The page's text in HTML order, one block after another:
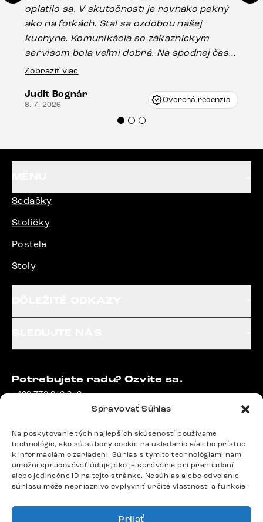
Spravovať Súhlas
Na poskytovanie tých najlepších skúseností používame
technológie, ako sú súbory cookie na ukladanie a/alebo prístup
k informáciám o zariadení. Súhlas s týmito technológiami nám
umožní spracovávať údaje, ako je správanie pri prehliadaní
alebo jedinečné ID na tejto stránke. Nesúhlas alebo odvolanie
súhlasu môže nepriaznivo ovplyvniť určité vlastnosti a funkcie.
Prijať
oplatilo sa. V skutočnosti je rovnako pekný
ako na fotkách. Stal sa ozdobou našej
kuchyne. Komunikácia so zákazníckym
servisom bola veľmi dobrá. Na spodnej časti
stola bolo malé poškodenie, pravdepodobne
Vincze pri riešení mojej záležitosti pristúpili
veľmi korektne. Odporúčam produkty Delife
Zobraziť viac
Judit Bognár
8. 7. 2026 Overená recenzia
Sedačky
Stoličky
Postele
Stoly
Potrebujete radu? Ozvite sa.
+420 770 313 313
Po – Pia: 9:00 – 17:00
Odpovedáme do 24 hodín.
Google recenzie
4,8